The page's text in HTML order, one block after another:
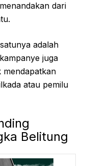
dari
adalah
juga
mendapatkan
atau pemilu
Belitung